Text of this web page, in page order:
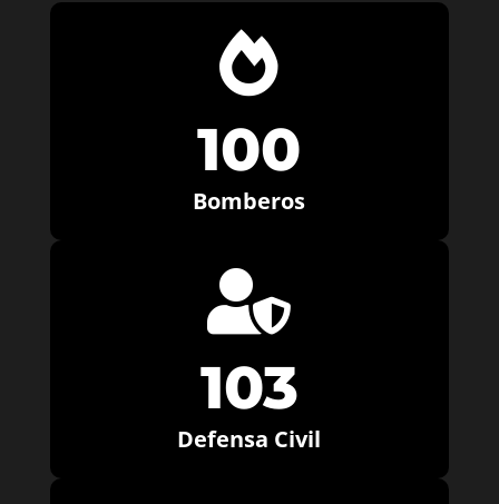

100
Bomberos

103
Defensa Civil